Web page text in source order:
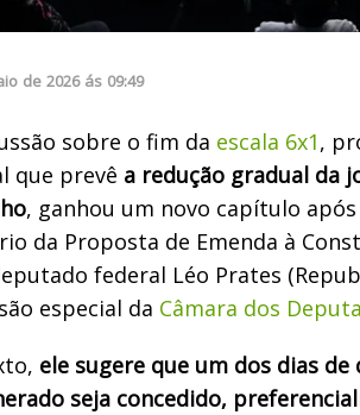
de 2026 ás 09:49
sobre o fim da escala 6x1,
que prevê a redução gradual da
, ganhou um novo capítulo
da Proposta de Emenda à
federal Léo Prates
especial da Câmara dos
ele sugere que um dos dias de
seja concedido,